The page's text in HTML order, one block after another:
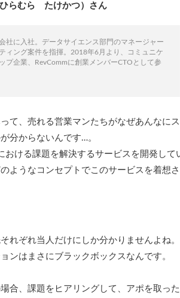
ひらむら たけかつ）さん
社に入社。データサイエンス部門のマネージャー
ィング案件を指揮。2018年6月より、コミュニケ
プ企業、RevCommに創業メンバーCTOとして参
て、売れる営業マンたちがなぜあんなにス
分からないんです…。
おける課題を解決するサービスを開発して
ようなコンセプトでこのサービスを着想さ
れぞれ当人だけにしか分かりませんよね。
ンはまさにブラックボックスなんです。
合、課題をヒアリングして、アポを取った